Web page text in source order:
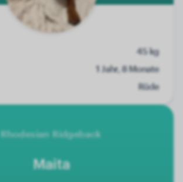
45 kg
1 Jahr, 8 Monate
Rüde
Rhodesian Ridgeback
Maita